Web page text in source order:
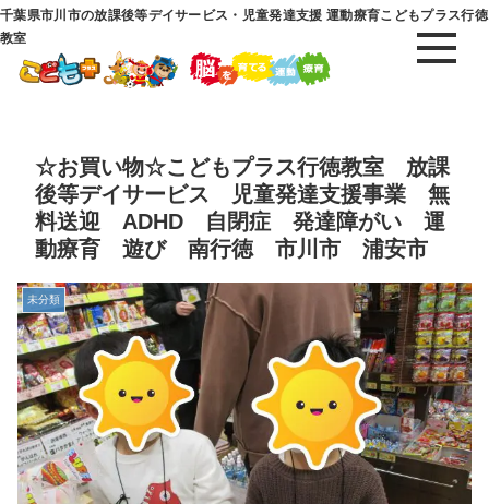
千葉県市川市の放課後等デイサービス・児童発達支援 運動療育こどもプラス行徳
教室
☆お買い物☆こどもプラス行徳教室 放課
後等デイサービス 児童発達支援事業 無
料送迎 ADHD 自閉症 発達障がい 運
動療育 遊び 南行徳 市川市 浦安市
未分類